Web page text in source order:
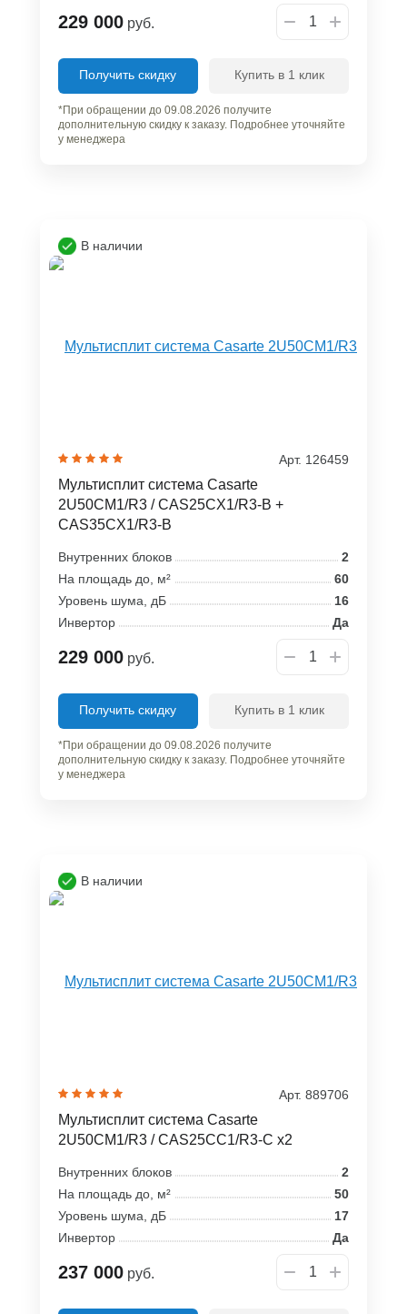
229 000 руб.
Получить скидку Купить в 1 клик
*При обращении до 09.08.2026 получите
дополнительную скидку к заказу. Подробнее уточняйте
у менеджера
В наличии
Арт. 126459
Мультисплит система Casarte
2U50CM1/R3 / CAS25CX1/R3-B +
CAS35CX1/R3-B
Внутренних блоков
2
На площадь до, м²
60
Уровень шума, дБ
16
Инвертор
Да
229 000 руб.
Получить скидку Купить в 1 клик
*При обращении до 09.08.2026 получите
дополнительную скидку к заказу. Подробнее уточняйте
у менеджера
В наличии
Арт. 889706
Мультисплит система Casarte
2U50CM1/R3 / CAS25CC1/R3-C x2
Внутренних блоков
2
На площадь до, м²
50
Уровень шума, дБ
17
Инвертор
Да
237 000 руб.